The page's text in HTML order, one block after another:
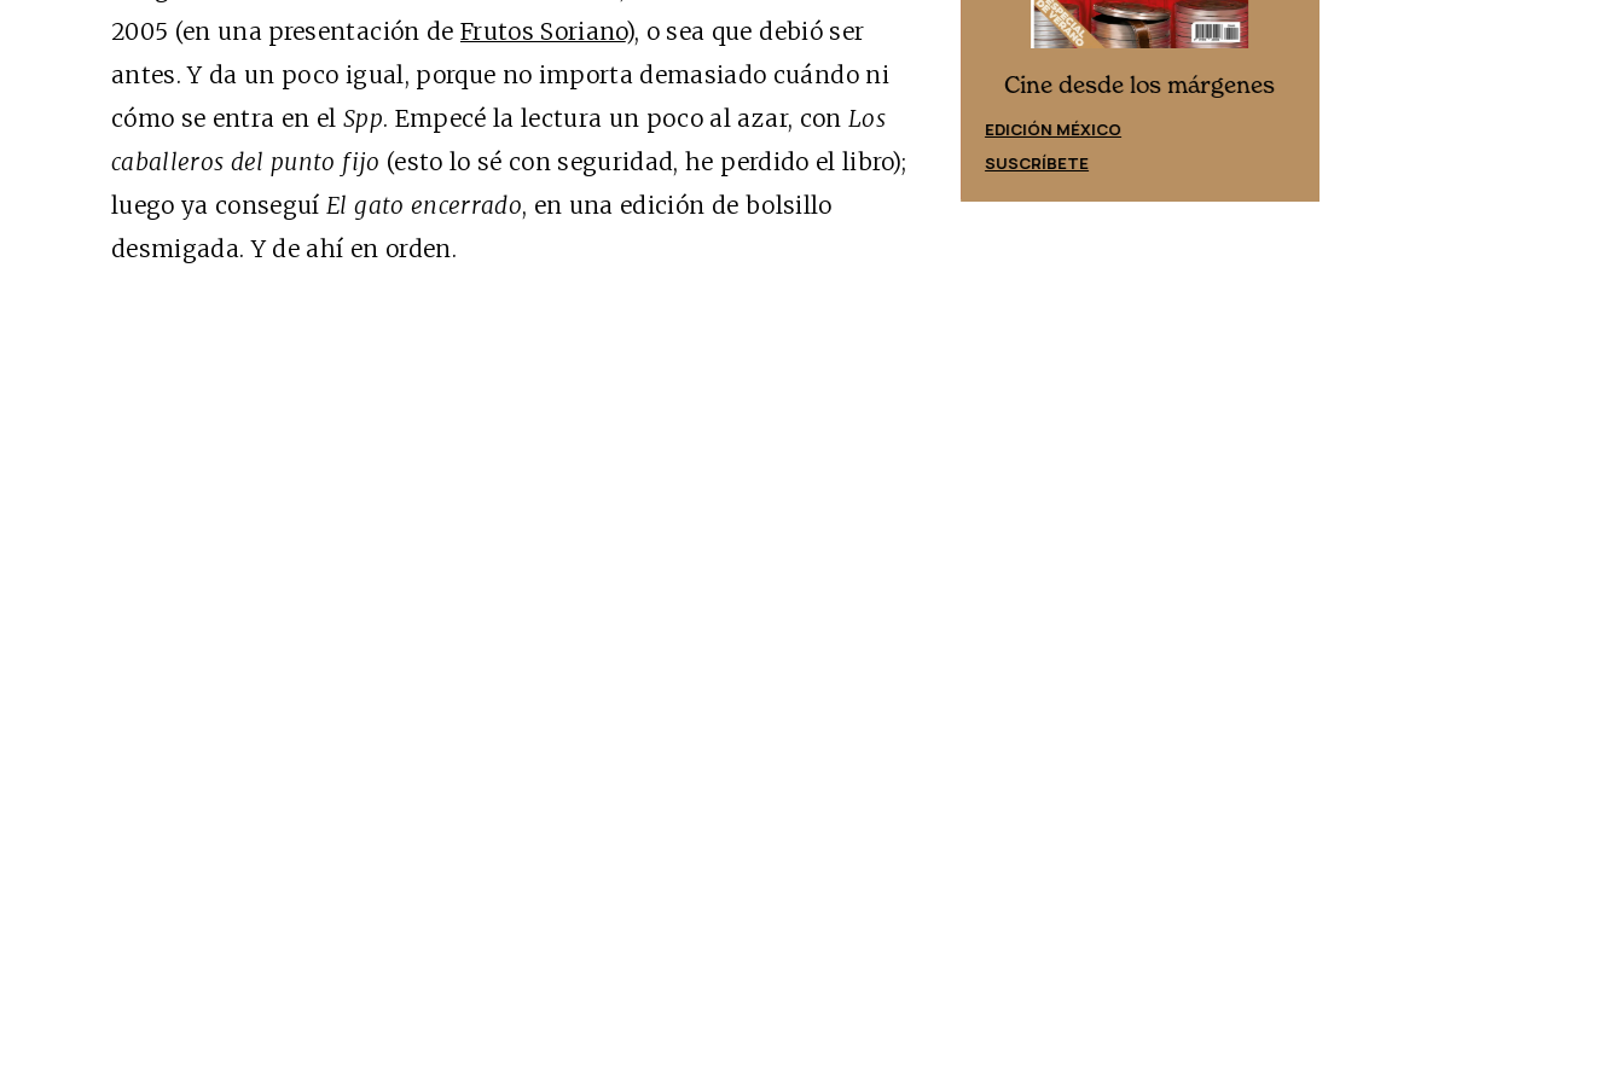
2005 (en una presentación de Frutos Soriano), o sea que debió ser
antes. Y da un poco igual, porque no importa demasiado cuándo ni
cómo se entra en el Spp. Empecé la lectura un poco al azar, con Los
caballeros del punto fijo (esto lo sé con seguridad, he perdido el libro);
luego ya conseguí El gato encerrado, en una edición de bolsillo
desmigada. Y de ahí en orden.
los márgenes Cine desde los márgenes
EDICIÓN ESPAÑA
SUSCRÍBETE
Cine desde los márgenes
EDICIÓN MÉXICO
SUSCRÍBETE
Cine desde los márgenes
EDICIÓN ESPAÑA
SUSCRÍBETE